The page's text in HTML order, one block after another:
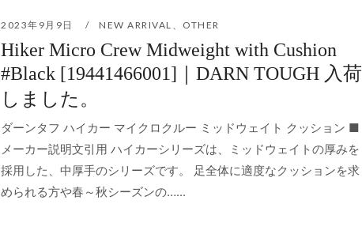
2023年9月9日 NEW ARRIVAL OTHER
Hiker Micro Crew Midweight with Cushion
#Black [19441466001]｜DARN TOUGH 入荷
しました。
ダーンタフ ハイカー マイクロクルー ミッドウェイト クッション ■
メーカー説明文引用 ハイカーシリーズは、ミッドウェイトの厚みを
採用した、中厚手のシリーズです。 足全体に適度なクッションを求
められる方や春～秋シーズンの…...